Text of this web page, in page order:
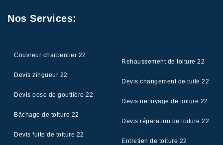
Nos Services:
Couvreur charpentier 22
Devis zingueur 22
Devis pose de gouttière 22
Bâchage de toiture 22
Devis fuite de toiture 22
Rehaussement de toiture 22
Devis changement de tuile 22
Devis nettoyage de toiture 22
Devis réparation de toiture 22
Entretien de toiture 22